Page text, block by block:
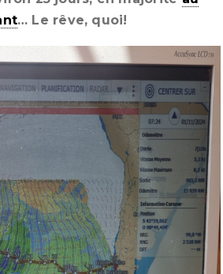
… Le rêve, quoi!